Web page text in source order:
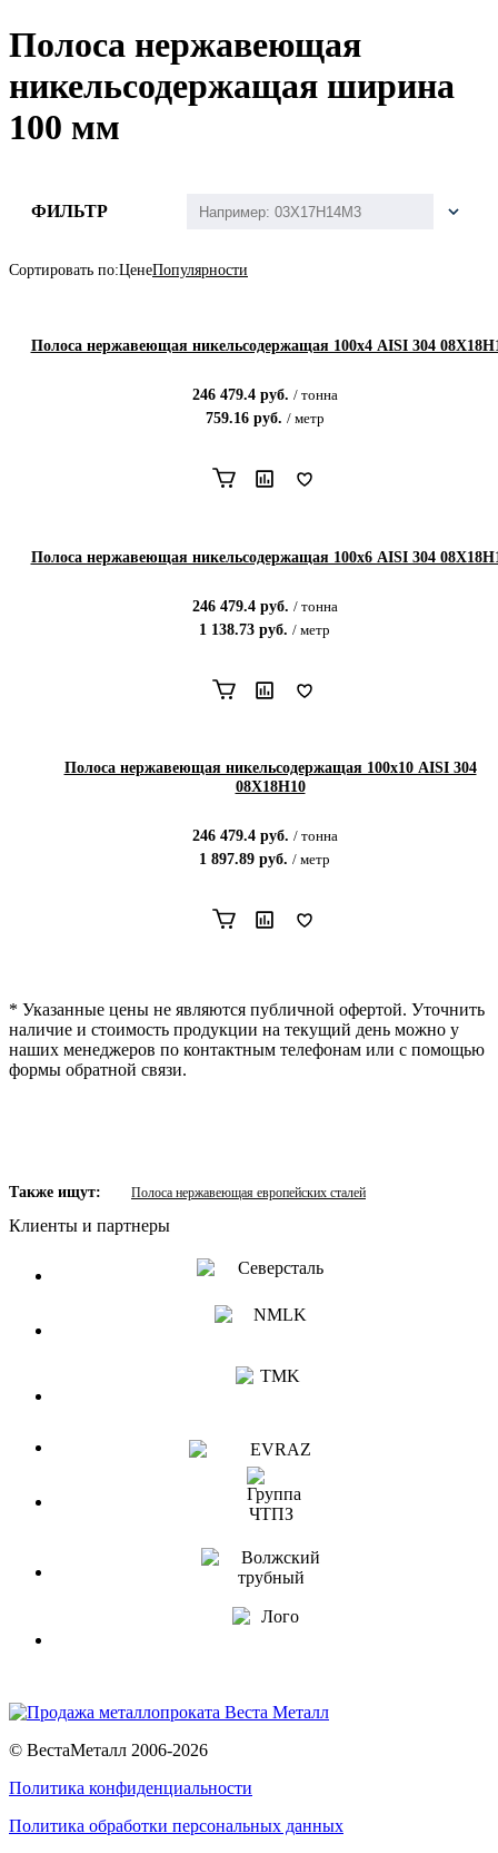
Полоса нержавеющая
никельсодержащая ширина
100 мм
ФИЛЬТР
Сортировать по:ЦенеПопулярности
Полоса нержавеющая никельсодержащая 100х4 AISI 304
246 479.4руб. / тонна
759.16руб. / метр
Полоса нержавеющая никельсодержащая 100х6 AISI 304
246 479.4руб. / тонна
1 138.73 руб. / метр
Полоса нержавеющая никельсодержащая 100х10 AISI 304
08Х18Н10
246 479.4руб. / тонна
1 897.89 руб. / метр
* Указанные цены не являются публичной офертой. Уточнить
наличие и стоимость продукции на текущий день можно у
наших менеджеров по контактным телефонам или с помощью
формы обратной связи.
Также ищут: Полоса нержавеющая европейских сталей
Клиенты и партнеры
© ВестаМеталл 2006-2026
Политика конфиденциальности
Политика обработки персональных данных